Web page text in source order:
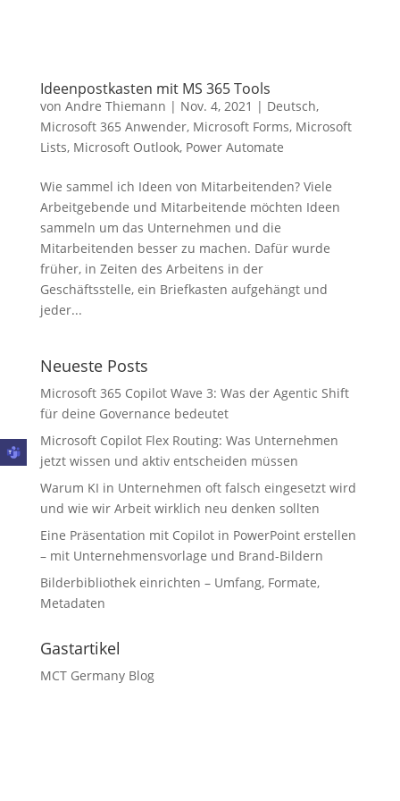
Ideenpostkasten mit MS 365 Tools
von Andre Thiemann | Nov. 4, 2021 | Deutsch,
Microsoft 365 Anwender, Microsoft Forms, Microsoft
Lists, Microsoft Outlook, Power Automate
Wie sammel ich Ideen von Mitarbeitenden? Viele
Arbeitgebende und Mitarbeitende möchten Ideen
sammeln um das Unternehmen und die
Mitarbeitenden besser zu machen. Dafür wurde
früher, in Zeiten des Arbeitens in der
Geschäftsstelle, ein Briefkasten aufgehängt und
jeder...
Neueste Posts
Microsoft 365 Copilot Wave 3: Was der Agentic Shift
für deine Governance bedeutet
Microsoft Copilot Flex Routing: Was Unternehmen
jetzt wissen und aktiv entscheiden müssen
Warum KI in Unternehmen oft falsch eingesetzt wird
und wie wir Arbeit wirklich neu denken sollten
Eine Präsentation mit Copilot in PowerPoint erstellen
– mit Unternehmensvorlage und Brand-Bildern
Bilderbibliothek einrichten – Umfang, Formate,
Metadaten
Gastartikel
MCT Germany Blog